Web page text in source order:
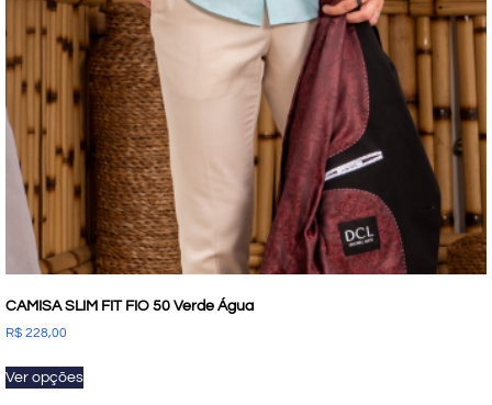
CAMISA SLIM FIT FIO 50 Verde Água
R$ 228,00
Ver opções